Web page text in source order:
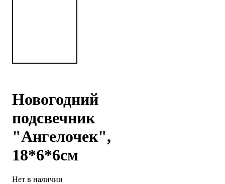
Новогодний
подсвечник
"Ангелочек",
18*6*6см
Нет в наличии